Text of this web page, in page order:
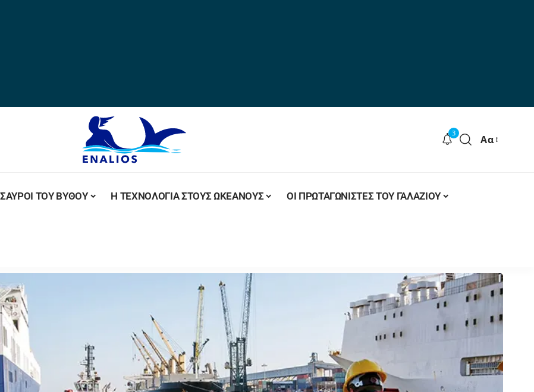
3 Αα
ΤΟΥ ΒΥΘΟΥ Η ΤΕΧΝΟΛΟΓΙΑ ΣΤΟΥΣ ΩΚΕΑΝΟΥΣ ΟΙ ΠΡΩΤΑΓΩΝΙΣΤΕΣ ΤΟΥ ΓΑΛΑΖΙΟΥ